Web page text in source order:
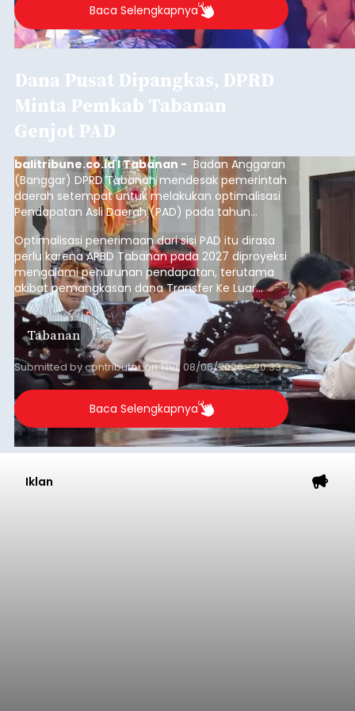
Baca Selengkapnya
Dana Pusat Dipangkas, DPRD
Minta Pemkab Tabanan
Genjot PAD
balitribune.co.id I Tabanan - Badan Anggaran
(Banggar) DPRD Tabanan mendesak pemerintah
daerah setempat untuk melakukan optimalisasi
Pendapatan Asli Daerah (PAD) pada tahun
anggaran 2027.
Optimalisasi penerimaan dari sisi PAD itu dirasa
perlu karena APBD Tabanan pada 2027 diproyeksi
mengalami penurunan pendapatan, terutama
akibat pemangkasan dana Transfer Ke Luar
Daerah (TKD) dari pemerintah pusat.
Tabanan
Submitted bycontributoronThu, 08/06/2026 - 20:33
Baca Selengkapnya
Iklan